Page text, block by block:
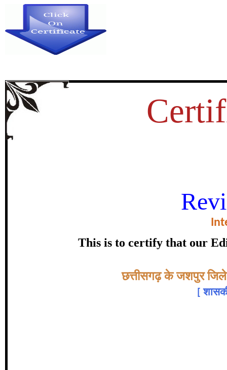
This is to certify that our
Topic:-छत्तीसगढ़ के जशपुर जिले
[
के जशपुर जिले में लघु वनोपज
वर्तमान
certificate of
श्री. प्रेम